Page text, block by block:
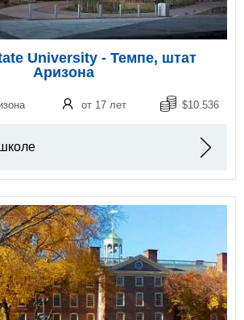
University - Темпе, штат
Аризона
от 17 лет $10.536